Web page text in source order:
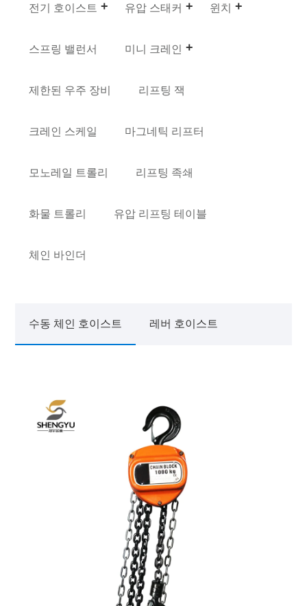
전기 호이스트 유압 스태커 윈치
스프링 밸런서 미니 크레인
제한된 우주 장비 리프팅 잭
크레인 스케일 마그네틱 리프터
모노레일 트롤리 리프팅 족쇄
화물 트롤리 유압 리프팅 테이블
체인 바인더
수동 체인 호이스트 레버 호이스트